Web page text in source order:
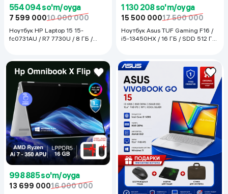
554 094 so'm/oyga
7 599 00010 000 000
Ноутбук HP Laptop 15 15-
fc0731AU / R7 7730U / 8 ГБ /
1 130 208 so'm/oyga
15 500 00017 500 000
Ноутбук Asus TUF Gaming F16 /
i5-13450HX / 16 ГБ / SDD 512 ГБ
998 885 so'm/oyga
13 699 00016 000 000